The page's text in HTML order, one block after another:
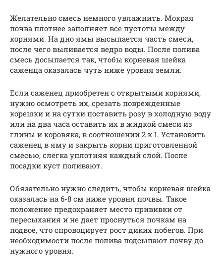
Желательно смесь немного увлажнить. Мокрая
почва плотнее заполняет все пустоты между
корнями. На дно ямы высыпается часть смеси,
после чего выливается ведро воды. После полива
смесь досыпается так, чтобы корневая шейка
саженца оказалась чуть ниже уровня земли.
Если саженец приобретен с открытыми корнями,
нужно осмотреть их, срезать поврежденные
корешки и на сутки поставить розу в холодную воду
или на два часа оставить их в жидкой смеси из
глины и коровяка, в соотношении 2 к 1. Установить
саженец в яму и закрыть корни приготовленной
смесью, слегка уплотняя каждый слой. После
посадки куст поливают.
Обязательно нужно следить, чтобы корневая шейка
оказалась на 6-8 см ниже уровня почвы. Такое
положение предохраняет место прививки от
пересыхания и не дает проснуться почкам на
подвое, что спровоцирует рост диких побегов. При
необходимости после полива подсыпают почву до
нужного уровня.